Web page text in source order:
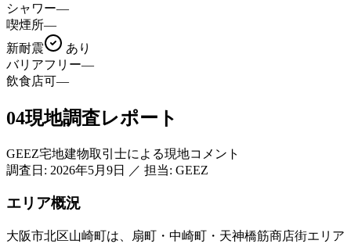
シャワー—
喫煙所—
新耐震
あり
バリアフリー—
飲食店可—
04現地調査レポート
GEEZ宅地建物取引士による現地コメント
調査日: 2026年5月9日 ／ 担当: GEEZ
エリア概況
大阪市北区山崎町は、扇町・中崎町・天神橋筋商店街エリア